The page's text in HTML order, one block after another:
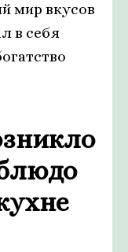
мир вкусов
в себя